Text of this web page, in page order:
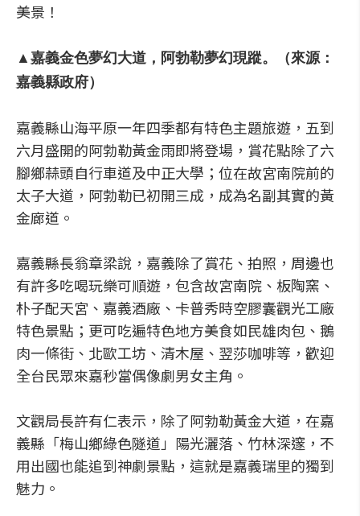
美景！
▲嘉義金色夢幻大道，阿勃勒夢幻現蹤。（來源：
嘉義縣政府）
嘉義縣山海平原一年四季都有特色主題旅遊，五到
六月盛開的阿勃勒黃金雨即將登場，賞花點除了六
腳鄉蒜頭自行車道及中正大學；位在故宮南院前的
太子大道，阿勃勒已初開三成，成為名副其實的黃
金廊道。
嘉義縣長翁章梁說，嘉義除了賞花、拍照，周邊也
有許多吃喝玩樂可順遊，包含故宮南院、板陶窯、
朴子配天宮、嘉義酒廠、卡普秀時空膠囊觀光工廠
特色景點；更可吃遍特色地方美食如民雄肉包、鵝
肉一條街、北歐工坊、清木屋、翌莎咖啡等，歡迎
全台民眾來嘉秒當偶像劇男女主角。
文觀局長許有仁表示，除了阿勃勒黃金大道，在嘉
義縣「梅山鄉綠色隧道」陽光灑落、竹林深邃，不
用出國也能追到神劇景點，這就是嘉義瑞里的獨到
魅力。